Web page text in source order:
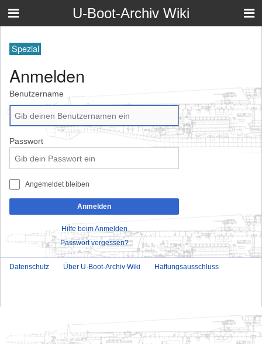
U-Boot-Archiv Wiki
Spezial
Anmelden
Benutzername
Passwort
Angemeldet bleiben
Anmelden
Hilfe beim Anmelden
Passwort vergessen?
Datenschutz Über U-Boot-Archiv Wiki Haftungsausschluss